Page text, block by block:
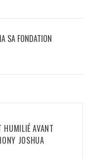
SA FONDATION
HUMILIÉ AVANT
JOSHUA